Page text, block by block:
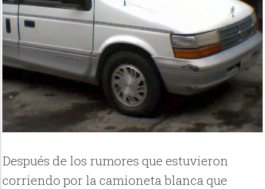
Después de los rumores que estuvieron
corriendo por la camioneta blanca que